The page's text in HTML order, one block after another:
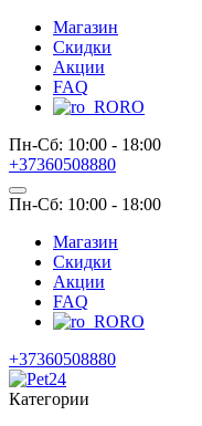
Магазин
Скидки
Акции
FAQ
RO
Пн-Сб: 10:00 - 18:00
+37360508880
Пн-Сб: 10:00 - 18:00
Магазин
Скидки
Акции
FAQ
RO
+37360508880
Категории